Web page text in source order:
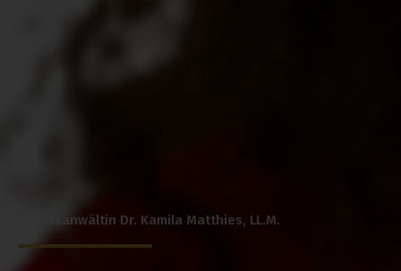
Rechtsanwältin Dr. Kamila Matthies, LL.M.